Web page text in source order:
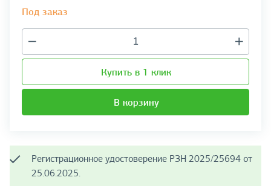
Под заказ
Купить в 1 клик
В корзину
Регистрационное удостоверение РЗН 2025/25694 от
25.06.2025.